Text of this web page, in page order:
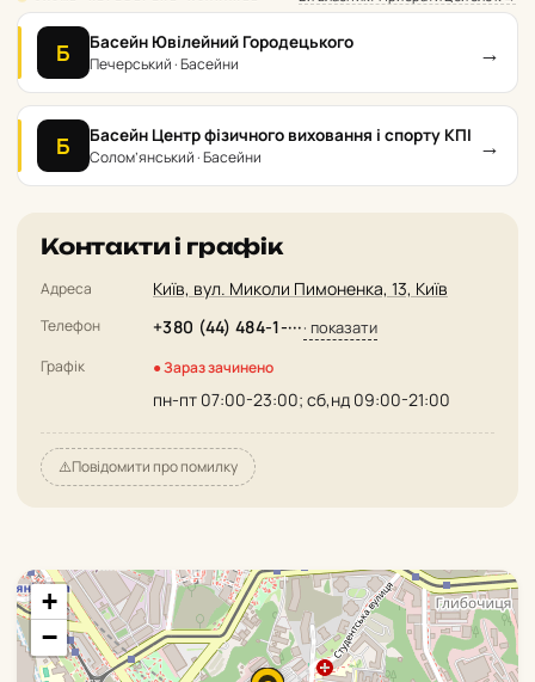
Б Басейн Ювілейний Городецького
Печерський · Басейни →
Б Басейн Центр фізичного виховання і спорту КПІ
Солом’янський · Басейни →
Контакти і графік
Адреса Київ, вул. Миколи Пимоненка, 13, Київ
Телефон +380 (44) 484-1-···· показати
Графік ● Зараз зачинено
пн-пт 07:00-23:00; сб,нд 09:00-21:00
⚠️Повідомити про помилку
+
−